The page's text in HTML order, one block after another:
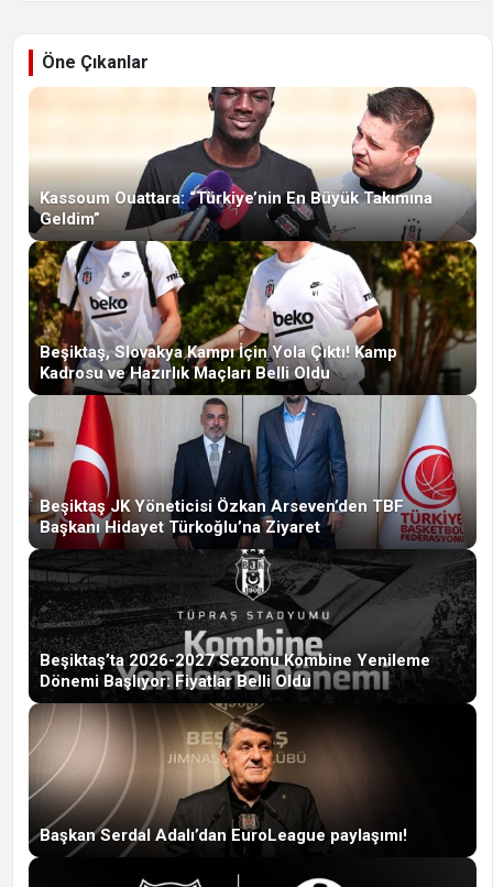
Öne Çıkanlar
Kassoum Ouattara: “Türkiye’nin En Büyük Takımına
Geldim”
Beşiktaş, Slovakya Kampı İçin Yola Çıktı! Kamp
Kadrosu ve Hazırlık Maçları Belli Oldu
Beşiktaş JK Yöneticisi Özkan Arseven’den TBF
Başkanı Hidayet Türkoğlu’na Ziyaret
Beşiktaş’ta 2026-2027 Sezonu Kombine Yenileme
Dönemi Başlıyor: Fiyatlar Belli Oldu
Başkan Serdal Adalı’dan EuroLeague paylaşımı!